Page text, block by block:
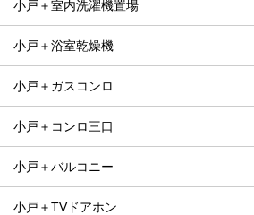
小戸＋室内洗濯機置場
小戸＋浴室乾燥機
小戸＋ガスコンロ
小戸＋コンロ三口
小戸＋バルコニー
小戸＋TVドアホン